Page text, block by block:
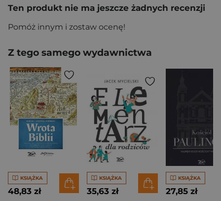
Ten produkt nie ma jeszcze żadnych recenzji
Pomóż innym i zostaw ocenę!
Z tego samego wydawnictwa
KSIĄŻKA
48,83 zł
KSIĄŻKA
35,63 zł
KSIĄŻKA
27,85 zł